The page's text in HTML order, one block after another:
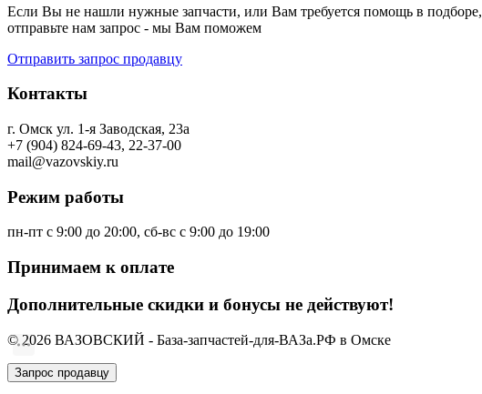
Если Вы не нашли нужные запчасти, или Вам требуется помощь в подборе,
отправьте нам запрос - мы Вам поможем
Отправить запрос продавцу
Контакты
г. Омск ул. 1-я Заводская, 23а
+7 (904) 824-69-43, 22-37-00
mail@vazovskiy.ru
Режим работы
пн-пт с 9:00 до 20:00, сб-вс с 9:00 до 19:00
Принимаем к оплате
Дополнительные скидки и бонусы не действуют!
© 2026 ВАЗОВСКИЙ - База-запчастей-для-ВАЗа.РФ в Омске
Запрос продавцу